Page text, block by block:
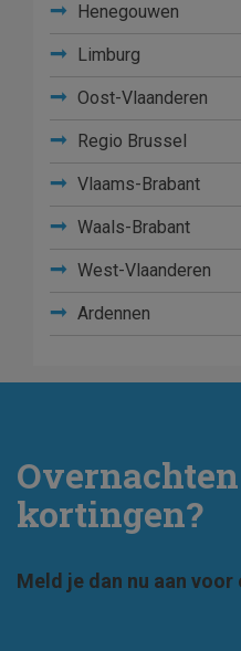
Henegouwen
Limburg
Oost-Vlaanderen
Regio Brussel
Vlaams-Brabant
Waals-Brabant
West-Vlaanderen
Ardennen
kortingen?
Meld je dan nu aan